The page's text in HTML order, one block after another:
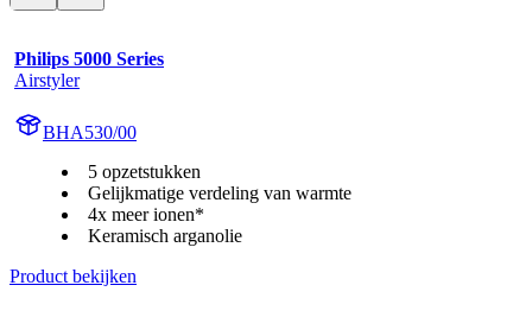
Philips 5000 Series
Airstyler
BHA530/00
5 opzetstukken
Gelijkmatige verdeling van warmte
4x meer ionen*
Keramisch arganolie
Product bekijken